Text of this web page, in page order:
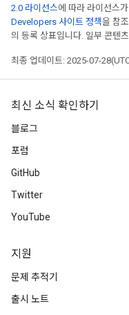
2.0 라이선스에 따라 라이선스
Developers 사이트 정책을 참
의 등록 상표입니다. 일부 콘텐
최종 업데이트: 2025-07-
최신 소식 확인하기
블로그
포럼
GitHub
Twitter
YouTube
지원
문제 추적기
출시 노트